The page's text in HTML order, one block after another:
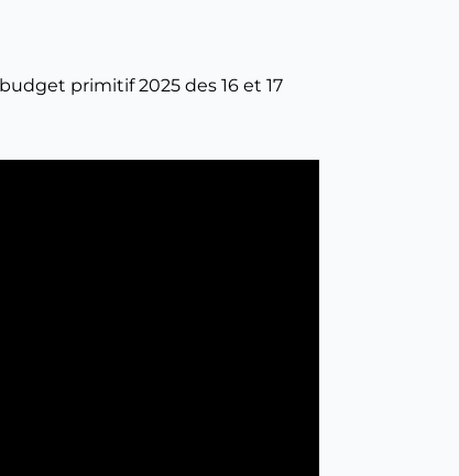
primitif 2025 des 16 et 17